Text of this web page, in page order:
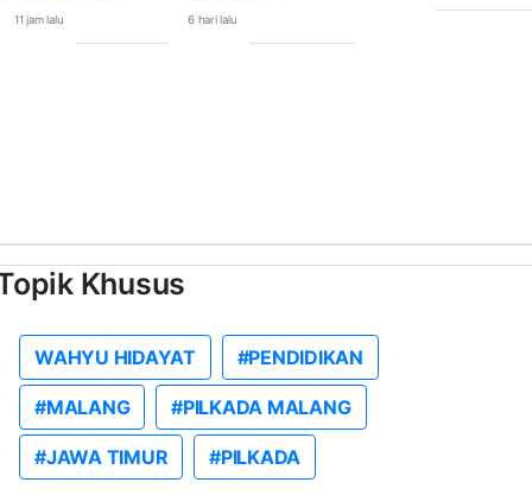
11 jam lalu 6 hari lalu
Khusus
WAHYU HIDAYAT #PENDIDIKAN
#MALANG #PILKADA MALANG
#JAWA TIMUR #PILKADA